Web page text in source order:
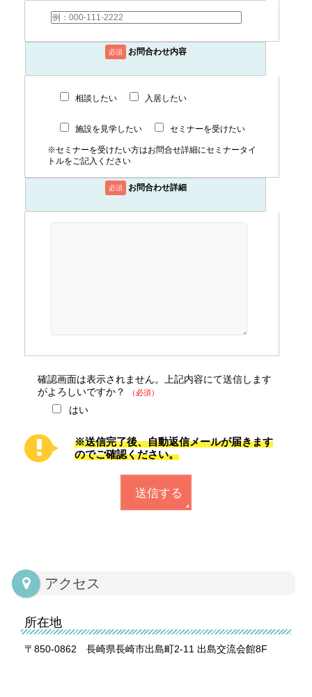
必須 お問合わせ内容
相談したい 入居したい
施設を見学したい セミナーを受けたい
※セミナーを受けたい方はお問合せ詳細にセミナータイ
トルをご記入ください
必須 お問合わせ詳細
確認画面は表示されません。上記内容にて送信します
がよろしいですか？
（必須）
はい
※送信完了後、自動返信メールが届きます
のでご確認ください。
アクセス
所在地
〒850-0862 長崎県長崎市出島町2-11 出島交流会館8F